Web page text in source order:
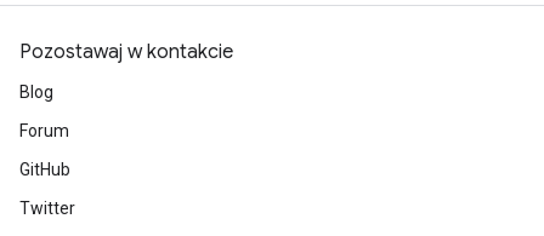
Pozostawaj w kontakcie
Blog
Forum
GitHub
Twitter